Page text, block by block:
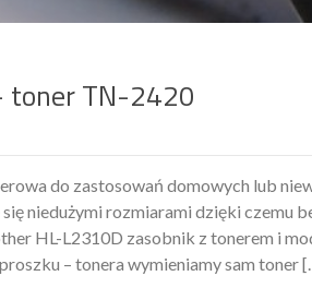
toner TN-2420
do zastosowań domowych lub
niedużymi rozmiarami dzięki czemu
HL-L2310D zasobnik z tonerem i
– tonera wymieniamy sam toner